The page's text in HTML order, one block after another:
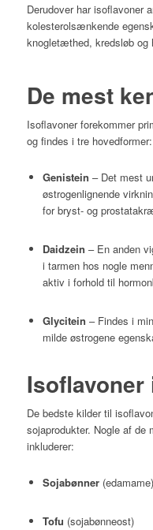
Derudover har isoflavoner
kolesterolsænkende
knogletæthed, kredsløb og
De mest
Isoflavoner forekommer
og findes i tre hovedformer:
Genistein – Det mest
østrogenlignende
for bryst- og
Daidzein – En anden
i tarmen hos nogle
aktiv i forhold til
Glycitein – Findes i
milde østrogene
Isoflavoner
De bedste kilder til
sojaprodukter. Nogle af de
inkluderer:
Sojabønner(edamame)
Tofu (sojabønneost)